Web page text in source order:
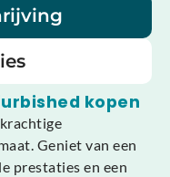
kopen
Geniet van een
prestaties en een